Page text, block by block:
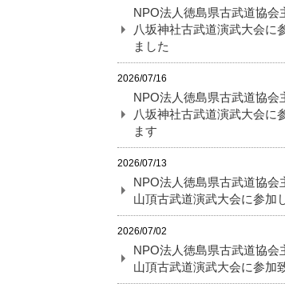
NPO法人徳島県古武道協会
八坂神社古武道演武大会に
ました
2026/07/16
NPO法人徳島県古武道協会
八坂神社古武道演武大会に
ます
2026/07/13
NPO法人徳島県古武道協会
山頂古武道演武大会に参加
2026/07/02
NPO法人徳島県古武道協会
山頂古武道演武大会に参加